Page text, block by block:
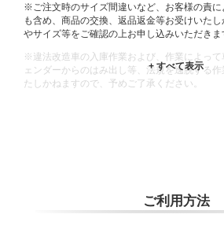
※ご注文時のサイズ間違いなど、お客様の責に
も含め、商品の交換、返品返金等お受けいた
やサイズ等をご確認の上お申し込みいただきま
※違法改造車の入庫作業および、作業によって
ェンダーからのはみ出し等、法規を逸脱する
たしかねますので、予めご了承ください。
ご利用方法